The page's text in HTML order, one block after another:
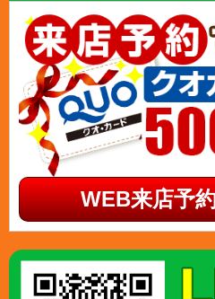
WEB来店予